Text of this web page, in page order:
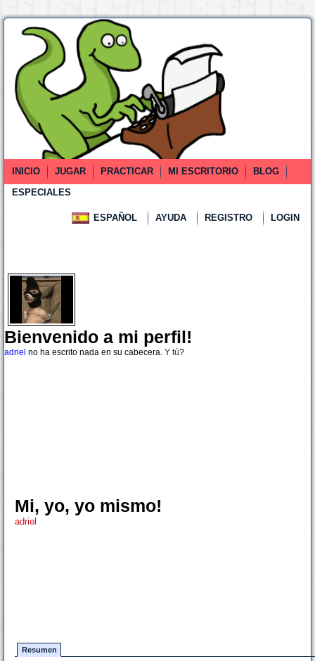
INICIO JUGAR PRACTICAR MI ESCRITORIO
BLOG
ESPECIALES
ESPAÑOL AYUDA REGISTRO LOGIN
Bienvenido a mi perfil!
adriel no ha escrito nada en su cabecera. Y tú?
Mi, yo, yo mismo!
adriel
Resumen